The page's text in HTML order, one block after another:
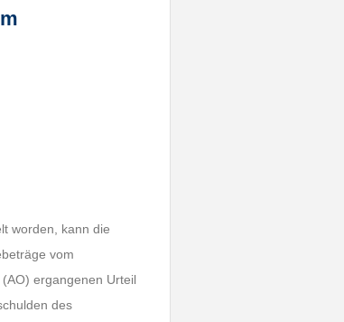
worden, kann die
vom
ergangenen Urteil
des